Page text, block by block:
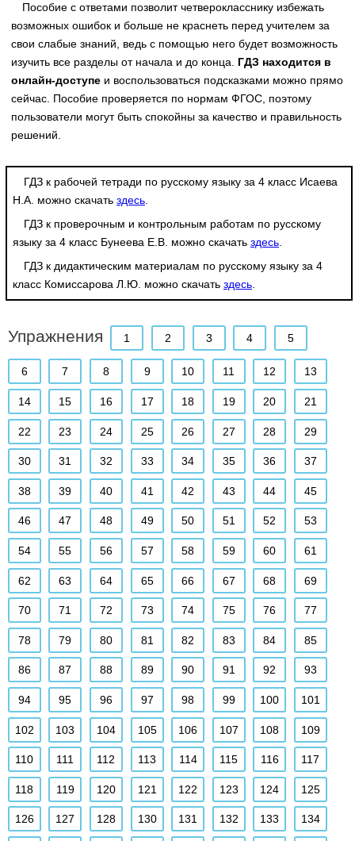
Пособие с ответами позволит четверокласснику избежать
возможных ошибок и больше не краснеть перед учителем за
свои слабые знаний, ведь с помощью него будет возможность
изучить все разделы от начала и до конца. ГДЗ находится в
онлайн-доступе и воспользоваться подсказками можно прямо
сейчас. Пособие проверяется по нормам ФГОС, поэтому
пользователи могут быть спокойны за качество и правильность
решений.
ГДЗ к рабочей тетради по русскому языку за 4 класс Исаева
Н.А. можно скачать здесь
ГДЗ к проверочным и контрольным работам по русскому
языку за 4 класс Бунеева Е.В. можно скачать здесь
ГДЗ к дидактическим материалам по русскому языку за 4
класс Комиссарова Л.Ю. можно скачать здесь
Упражнения 1 2 3 4 5
6 7 8 9 10 11 12 13
14 15 16 17 18 19 20 21
22 23 24 25 26 27 28 29
30 31 32 33 34 35 36 37
38 39 40 41 42 43 44 45
46 47 48 49 50 51 52 53
54 55 56 57 58 59 60 61
62 63 64 65 66 67 68 69
70 71 72 73 74 75 76 77
78 79 80 81 82 83 84 85
86 87 88 89 90 91 92 93
94 95 96 97 98 99 100 101
102 103 104 105 106 107 108 109
110 111 112 113 114 115 116 117
118 119 120 121 122 123 124 125
126 127 128 130 131 132 133 134